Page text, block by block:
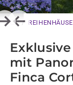
Previous
Next
mit
Finca